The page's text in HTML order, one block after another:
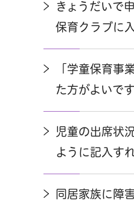
きょうだいで
保育クラブに
「学童保育事
た方がよいです
児童の出席状
ように記入す
同居家族に障